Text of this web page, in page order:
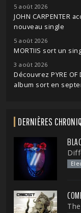
5 août 2026
JOHN CARPENTER
nouveau single
5 août 2026
MORTIIS sort un
3 août 2026
Découvrez PYRE
album sort en
DERNIÈRES